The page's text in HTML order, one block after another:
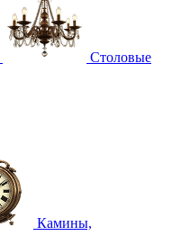
Столовые
Камины,